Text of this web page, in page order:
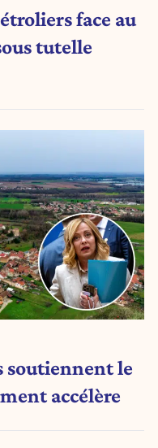
face au
tutelle
soutiennent le
accélère